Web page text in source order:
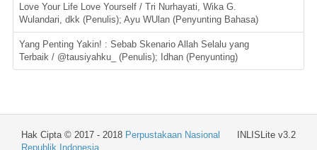
Love Your Life Love Yourself / Tri Nurhayati, Wika G.
Wulandari, dkk (Penulis); Ayu WUlan (Penyunting Bahasa)
Yang Penting Yakin! : Sebab Skenario Allah Selalu yang
Terbaik / @tausiyahku_ (Penulis); Idhan (Penyunting)
INLISLite v3.2
Hak Cipta © 2017 - 2018 Perpustakaan Nasional
Republik Indonesia